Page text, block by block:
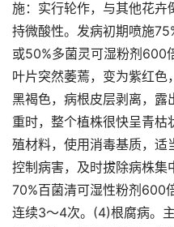
施：实行轮作，与其他花卉
持微酸性。发病初期喷施
或50%多菌灵可湿粉剂600
叶片突然萎蔫，变为紫红色
黑褐色，病根皮层剥离，露
重时，整个植株很快呈青
殖材料，使用消毒基质，适
控制病害，及时拔除病株集
70%百菌清可湿性粉剂600
连续3～4次。(4)根腐病。